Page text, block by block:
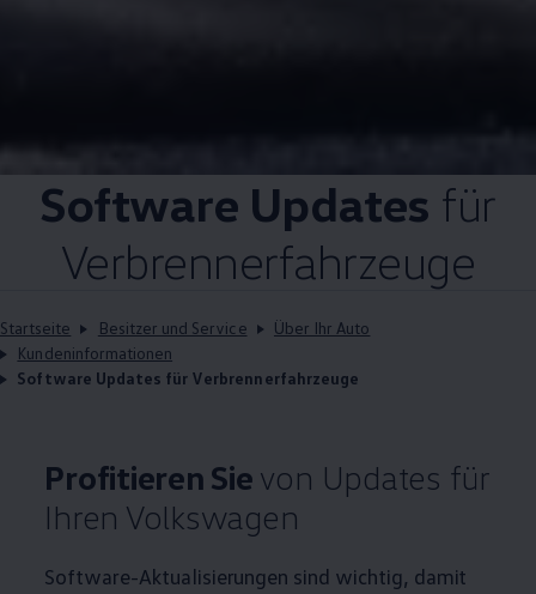
Software Updates für
Verbrennerfahrzeuge
Startseite Besitzer und Service
Über Ihr Auto
Kundeninformationen
Software Updates für Verbrennerfahrzeuge
Profitieren Sie von Updates für
Ihren Volkswagen
Software-Aktualisierungen sind wichtig, damit